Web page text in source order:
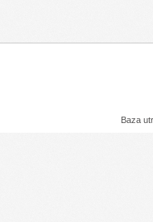
Baza